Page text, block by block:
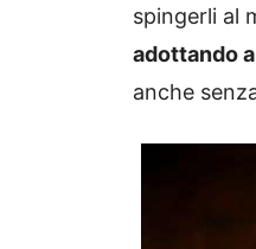
spingerli al
adottando
anche